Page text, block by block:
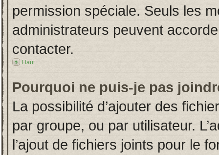
permission spéciale. Seuls les
administrateurs peuvent
contacter.
Haut
Pourquoi ne puis-je pas
La possibilité d’ajouter des
par groupe, ou par utilisateur.
l’ajout de fichiers joints pour le